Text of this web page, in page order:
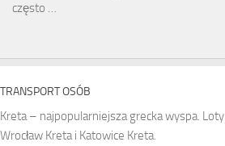
często …
TRANSPORT OSÓB
Kreta – najpopularniejsza grecka wyspa.
Wrocław Kreta i Katowice Kreta.